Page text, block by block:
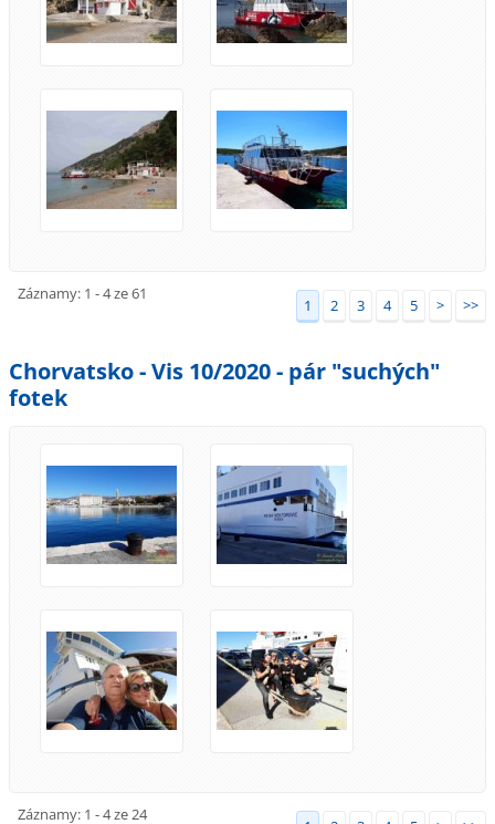
Záznamy: 1 - 4 ze 61
1 2 3 4 5 > >>
Chorvatsko - Vis 10/2020 - pár "suchých"
fotek
Záznamy: 1 - 4 ze 24